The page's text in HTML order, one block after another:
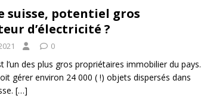
suisse, potentiel gros
d’électricité ?
0
l’un des plus gros propriétaires immobilier du pays.
gérer environ 24 000 ( !) objets dispersés dans
[…]